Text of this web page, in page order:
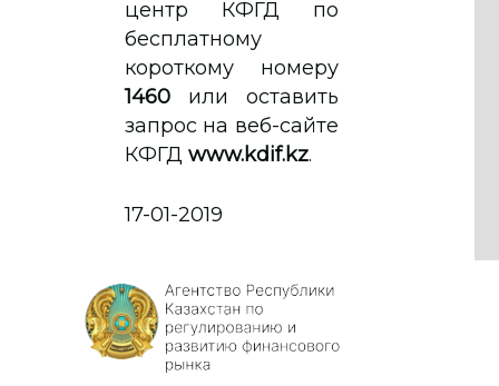
центр КФГД по
бесплатному
короткому номеру
1460 или оставить
запрос на веб-сайте
КФГД www.kdif.kz.
17-01-2019